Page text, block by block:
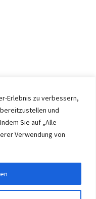
Erlebnis zu verbessern,
und
Sie auf „Alle
Verwendung von
of the ERUON